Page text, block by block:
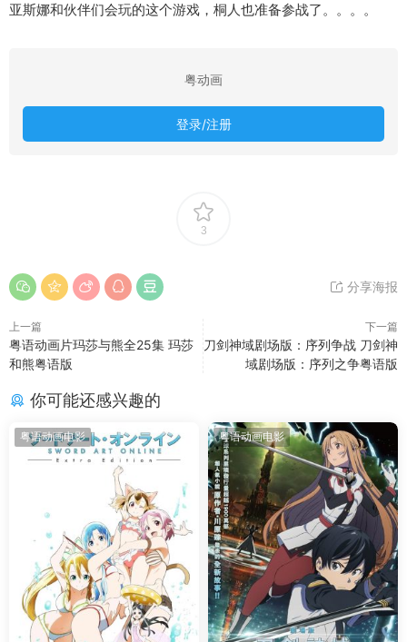
亚斯娜和伙伴们会玩的这个游戏，桐人也准备参战了。。。。
粤动画
登录/注册
3
分享海报
上一篇
粤语动画片玛莎与熊全25集 玛莎
和熊粤语版
下一篇
刀剑神域剧场版：序列争战 刀剑神
域剧场版：序列之争粤语版
你可能还感兴趣的
粤语动画电影 粤语动画电影